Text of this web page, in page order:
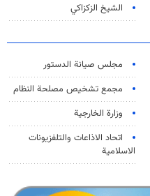
الشيخ الزكزاكي
مجلس صيانة الدستور
مجمع تشخيص مصلحة النظام
وزارة الخارجية
اتحاد الاذاعات والتلفزيونات
الاسلامية